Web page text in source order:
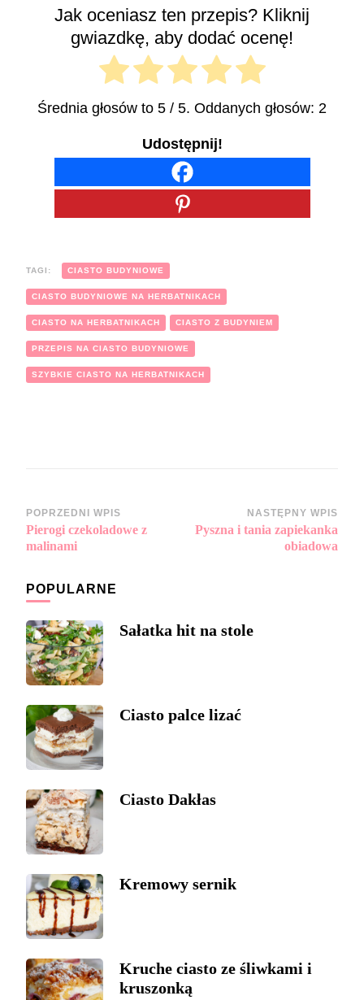
Jak oceniasz ten przepis? Kliknij
gwiazdkę, aby dodać ocenę!
Średnia głosów to 5 / 5. Oddanych głosów: 2
Udostępnij!
TAGI: CIASTO BUDYNIOWE
CIASTO BUDYNIOWE NA HERBATNIKACH
CIASTO NA HERBATNIKACH CIASTO Z BUDYNIEM
PRZEPIS NA CIASTO BUDYNIOWE
SZYBKIE CIASTO NA HERBATNIKACH
Zobacz
wpisy
POPRZEDNI WPIS
Pierogi czekoladowe z
malinami
NASTĘPNY WPIS
Pyszna i tania zapiekanka
obiadowa
POPULARNE
Sałatka hit na stole
Ciasto palce lizać
Ciasto Dakłas
Kremowy sernik
Kruche ciasto ze śliwkami i
kruszonką